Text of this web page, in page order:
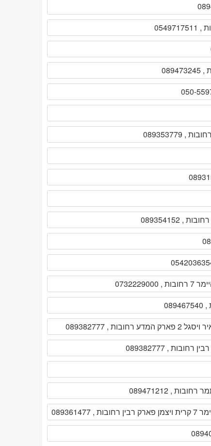
רחובות , 089382777
, 089382777